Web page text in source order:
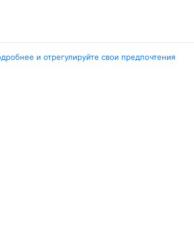
и отрегулируйте свои предпочтения